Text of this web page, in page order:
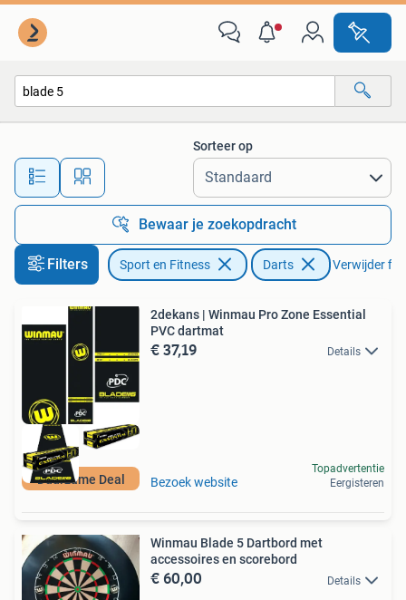
Alle afstanden…
Sorteer op
Bewaar je zoekopdracht
Filters Sport en Fitness Darts Verwijder
Duurzame Deal
2dekans | Winmau Pro Zone Essential
PVC dartmat
€ 37,19 Details
Bezoek website
Topadvertentie
Eergisteren
Winmau Blade 5 Dartbord met
accessoires en scorebord
€ 60,00 Details